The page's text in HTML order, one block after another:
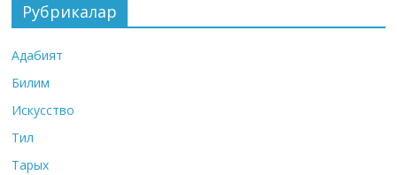
Рубрикалар
Адабият
Билим
Искусство
Тил
Тарых